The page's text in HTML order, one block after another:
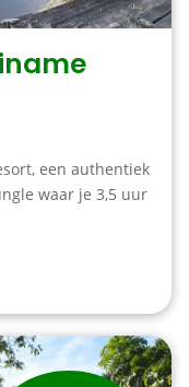
een authentiek
waar je 3,5 uur